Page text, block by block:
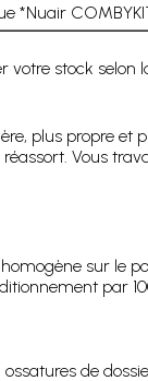
*Nuair
stock
plus propre
Vous
sur le
par
de